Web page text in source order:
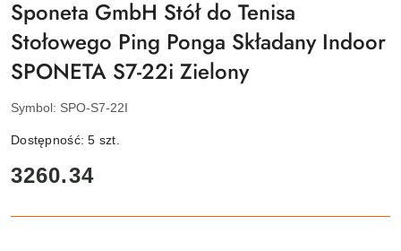
Sponeta GmbH Stół do Tenisa
Stołowego Ping Ponga Składany Indoor
SPONETA S7-22i Zielony
Symbol: SPO-S7-22I
Dostępność:5 szt.
cena:
3260.34